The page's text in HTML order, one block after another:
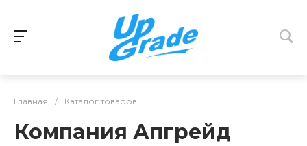
Главная / Каталог товаров
Компания Апгрейд